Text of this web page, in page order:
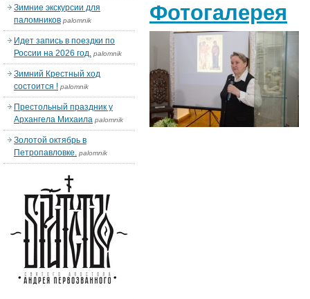
Фотогалерея
Зимние экскурсии для
паломников palomnik
Идет запись в поездки по
России на 2026 год. palomnik
Зимний Крестный ход
состоится ! palomnik
Престольный праздник у
Архангела Михаила palomnik
Золотой октябрь в
Петропавловке. palomnik